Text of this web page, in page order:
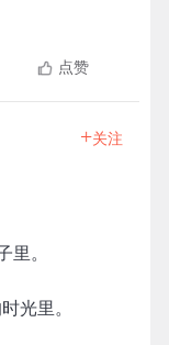
点赞
+关注
里。
光里。